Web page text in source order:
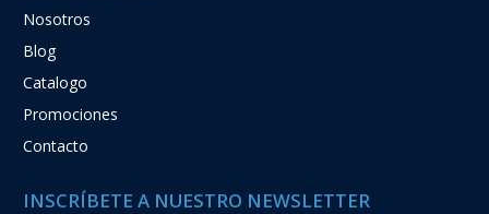
Nosotros
Blog
Catalogo
Promociones
Contacto
INSCRÍBETE A NUESTRO NEWSLETTER